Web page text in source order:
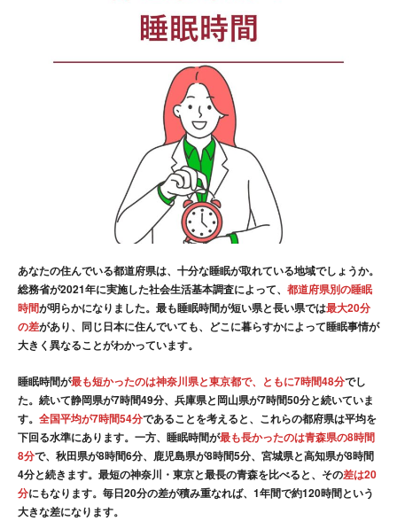
あなたの住んでいる都道府県は、十分な睡眠が取れている地域でしょうか。
総務省が2021年に実施した社会生活基本調査によって、 都道府県別の睡眠
時間が明らかになりました。最も睡眠時間が短い県と長い県では最大20分
の差があり、同じ日本に住んでいても、どこに暮らすかによって睡眠事情が
大きく異なることがわかっています。
睡眠時間が最も短かったのは神奈川県と東京都で、ともに7時間48分でし
た。続いて静岡県が7時間49分、兵庫県と岡山県が7時間50分と続いていま
す。 全国平均が7時間54分であることを考えると、これらの都府県は平均を
下回る水準にあります。一方、睡眠時間が最も長かったのは青森県の8時間
8分で、秋田県が8時間6分、鹿児島県が8時間5分、宮城県と高知県が8時間
4分と続きます。最短の神奈川・東京と最長の青森を比べると、その差は20
分にもなります。毎日20分の差が積み重なれば、1年間で約120時間という
大きな差になります。